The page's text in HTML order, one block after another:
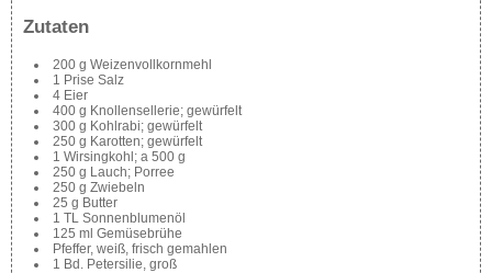
Zutaten
200 g Weizenvollkornmehl
1 Prise Salz
4 Eier
400 g Knollensellerie; gewürfelt
300 g Kohlrabi; gewürfelt
250 g Karotten; gewürfelt
1 Wirsingkohl; a 500 g
250 g Lauch; Porree
250 g Zwiebeln
25 g Butter
1 TL Sonnenblumenöl
125 ml Gemüsebrühe
Pfeffer, weiß, frisch gemahlen
1 Bd. Petersilie, groß